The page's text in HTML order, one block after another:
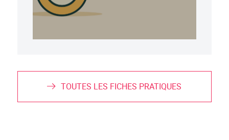
TOUTES LES FICHES PRATIQUES